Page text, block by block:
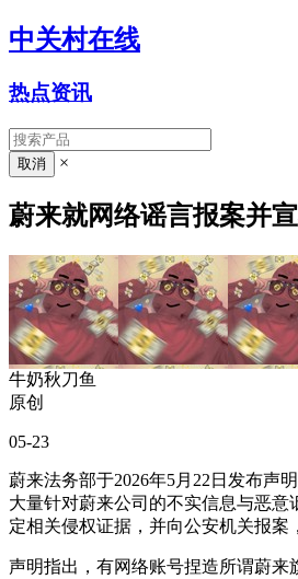
中关村在线
热点资讯
×
蔚来就网络谣言报案并
牛奶秋刀鱼
原创
05-23
蔚来法务部于2026年5月22日发布声
大量针对蔚来公司的不实信息与恶意
定相关侵权证据，并向公安机关报案
声明指出，有网络账号捏造所谓蔚来